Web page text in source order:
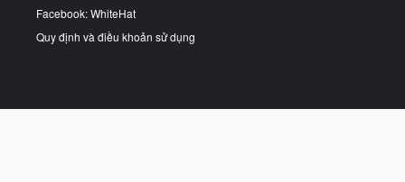
Facebook: WhiteHat
Quy định và điều khoản sử dụng